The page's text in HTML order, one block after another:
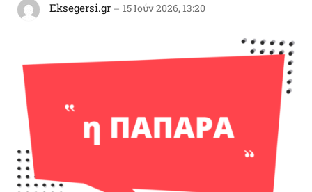
Eksegersi.gr 15 Ιούν 2026, 13:20